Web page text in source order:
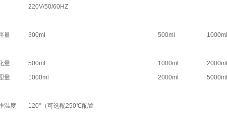
220V/50/60HZ
量 300ml 500ml 1000ml
量 500ml 1000ml 2000ml
量
1000ml 2000ml 5000ml
温度 120°（可选配250℃配置